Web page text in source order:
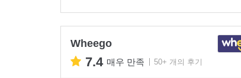
Wheego
7.4 매우 만족 50+ 개의 후기